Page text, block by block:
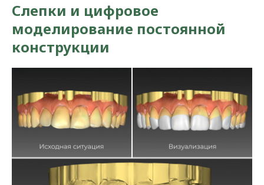
Слепки и цифровое
моделирование постоянной
конструкции